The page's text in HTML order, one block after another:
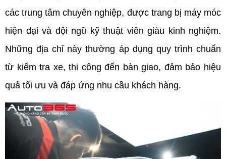
các trung tâm chuyên nghiệp, được trang bị máy móc
hiện đại và đội ngũ kỹ thuật viên giàu kinh nghiệm.
Những địa chỉ này thường áp dụng quy trình chuẩn
từ kiểm tra xe, thi công đến bàn giao, đảm bảo hiệu
quả tối ưu và đáp ứng nhu cầu khách hàng.